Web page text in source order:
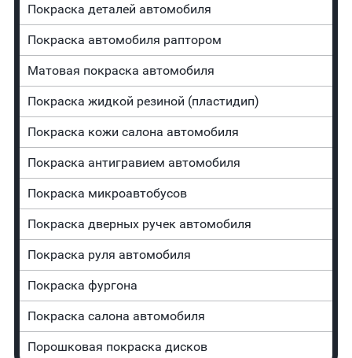
Покраска деталей автомобиля
Покраска автомобиля раптором
Матовая покраска автомобиля
Покраска жидкой резиной (пластидип)
Покраска кожи салона автомобиля
Покраска антигравием автомобиля
Покраска микроавтобусов
Покраска дверных ручек автомобиля
Покраска руля автомобиля
Покраска фургона
Покраска салона автомобиля
Порошковая покраска дисков